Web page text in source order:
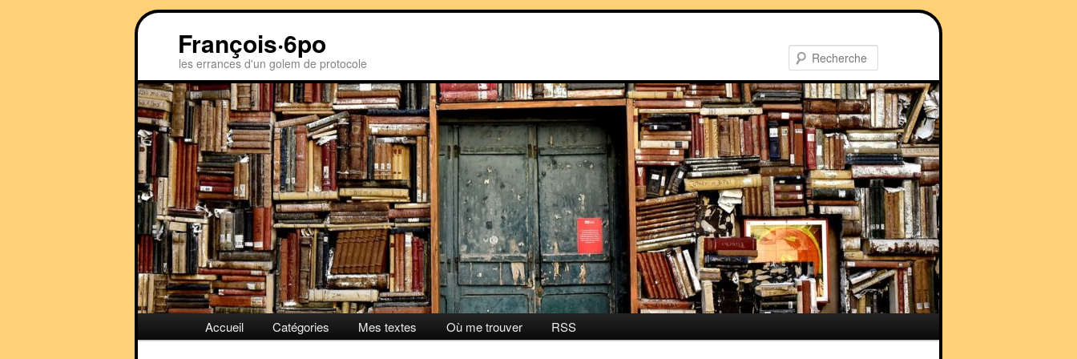
François·6po
les errances d'un golem de protocole
principal
Accueil Catégories Mes textes Où me trouver RSS